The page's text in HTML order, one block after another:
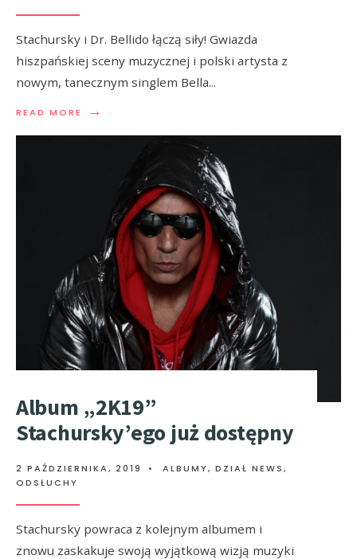
Stachursky i Dr. Bellido łączą siły! Gwiazda
hiszpańskiej sceny muzycznej i polski artysta z
nowym, tanecznym singlem Bella...
READ MORE →
Album „2K19”
Stachursky’ego już dostępny
2 PAŹDZIERNIKA, 2019 • ALBUMY, DZIAŁ NEWS,
ODSŁUCHY
Stachursky powraca z kolejnym albumem i
znowu zaskakuje swoją wyjątkową wizją muzyki